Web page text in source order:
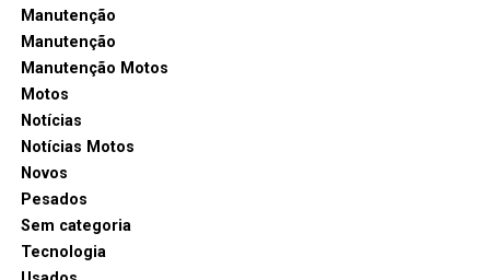
Manutenção
Manutenção
Manutenção Motos
Motos
Notícias
Notícias Motos
Novos
Pesados
Sem categoria
Tecnologia